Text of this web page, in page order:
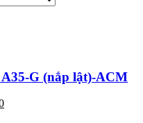
G (nắp lật)-ACM